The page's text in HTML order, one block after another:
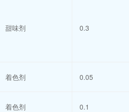
甜味剂 0.3
着色剂 0.05
着色剂 0.1